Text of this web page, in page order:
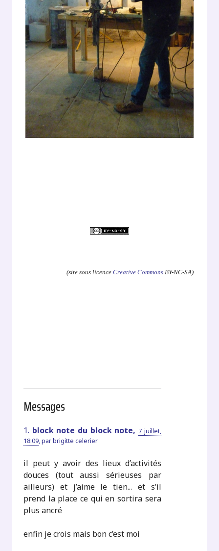
(site sous licence Creative CommonsBY-NC-SA)
Messages
1. block note du block note, 7 juillet,
18:09 ,parbrigitte celerier
il peut y avoir des lieux d’activités
douces (tout aussi sérieuses par
ailleurs) et j’aime le tien... et s’il
prend la place ce qui en sortira sera
plus ancré
enfin je crois mais bon c’est moi